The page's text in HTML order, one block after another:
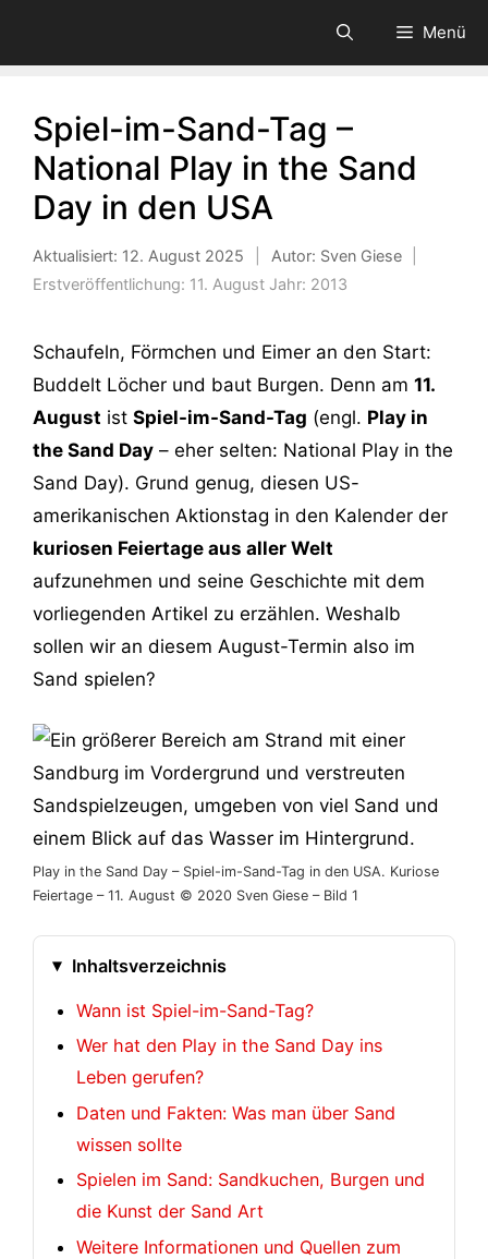
Menü
Spiel-im-Sand-Tag –
National Play in the Sand
Day in den USA
Aktualisiert: 12. August 2025 Autor: Sven Giese
Erstveröffentlichung: 11. August Jahr: 2013
Schaufeln, Förmchen und Eimer an den Start:
Buddelt Löcher und baut Burgen. Denn am 11.
August ist Spiel-im-Sand-Tag (engl. Play in
the Sand Day – eher selten: National Play in the
Sand Day). Grund genug, diesen US-
amerikanischen Aktionstag in den Kalender der
kuriosen Feiertage aus aller Welt
aufzunehmen und seine Geschichte mit dem
vorliegenden Artikel zu erzählen. Weshalb
sollen wir an diesem August-Termin also im
Sand spielen?
Play in the Sand Day – Spiel-im-Sand-Tag in den USA. Kuriose
Feiertage – 11. August © 2020 Sven Giese – Bild 1
Inhaltsverzeichnis
Wann ist Spiel-im-Sand-Tag?
Wer hat den Play in the Sand Day ins
Leben gerufen?
Daten und Fakten: Was man über Sand
wissen sollte
Spielen im Sand: Sandkuchen, Burgen und
die Kunst der Sand Art
Weitere Informationen und Quellen zum